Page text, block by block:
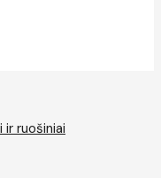
ruošiniai